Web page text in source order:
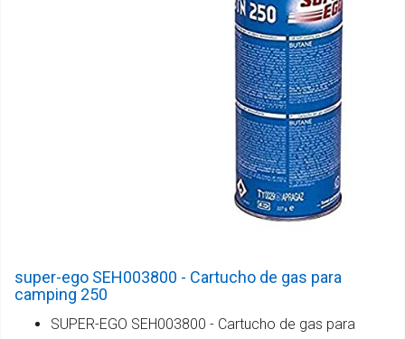
super-ego SEH003800 - Cartucho de gas para
camping 250
SUPER-EGO SEH003800 - Cartucho de gas para